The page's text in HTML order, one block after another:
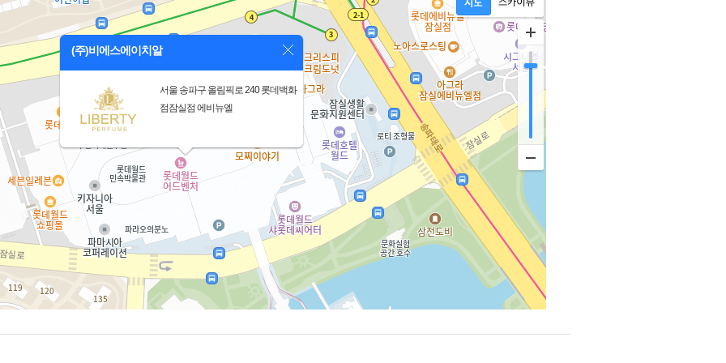
(주)비에스에이치알
서울 송파구 올림픽로 240 롯데백화
점잠실점 에비뉴엘